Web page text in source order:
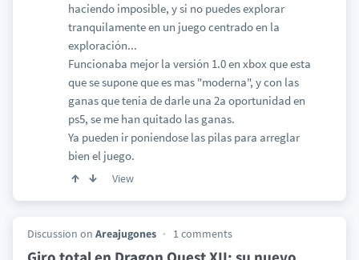
haciendo imposible, y si no puedes explorar
tranquilamente en un juego centrado en la
exploración...
Funcionaba mejor la versión 1.0 en xbox que esta
que se supone que es mas "moderna", y con las
ganas que tenia de darle una 2a oportunidad en
ps5, se me han quitado las ganas.
Ya pueden ir poniendose las pilas para arreglar
bien el juego.
View
Discussion on Areajugones 1 comments